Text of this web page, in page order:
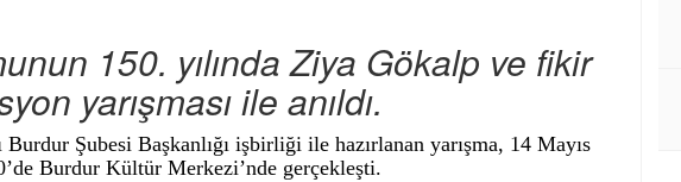
150. yılında Ziya Gökalp ve fikir
yarışması ile anıldı.
Şubesi Başkanlığı işbirliği ile hazırlanan yarışma, 14 Mayıs
Burdur Kültür Merkezi’nde gerçekleşti.